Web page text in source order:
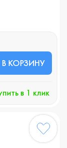
В КОРЗИНУ
в 1 клик